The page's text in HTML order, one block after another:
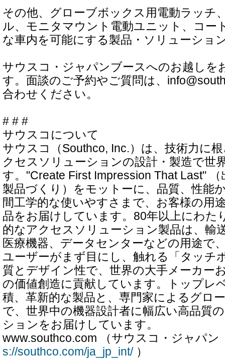
その他、グローブボックス用電動ラッチ
ル、モニタマウント電動ユニット、コー
な車内を可能にする製品・ソリューショ
サウスコ・ジャパンブースへのお越しを
す。面談のご予約やご質問は、
合わせください。
# # #
サウスコについて
サウスコ（Southco, Inc.）は、技術力に
クセスソリューションの設計・製造で世
す。"Create First Impression That Last"
製品づくり）をモットーに、品質、性能
間工学的な使いやすさまで、お客様の用
品をお届けしています。80年以上にわた
的なアクセスソリューション製品は、輸
医療機器、データセンターなどの用途で
ユーザーがまず目にし、触れる「タッチ
質とデザイン性で、世界の大手メーカー
の価値創造に貢献しています。トップレ
積、革新的な製品と、専門家によるグロ
で、世界中の機器設計者に幅広い高品質
ションをお届けしています。
www.southco.com （サウスコ・ジャパ
s://southco.com/ja_jp_int/）